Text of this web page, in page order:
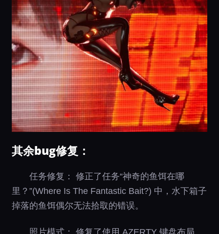
其余bug修复：
任务修复： 修正了任务“神奇的鱼饵在哪
里？”(Where Is The Fantastic Bait?) 中，水下箱子
掉落的鱼饵偶尔无法拾取的错误。
照片模式： 修复了使用 AZERTY 键盘布局